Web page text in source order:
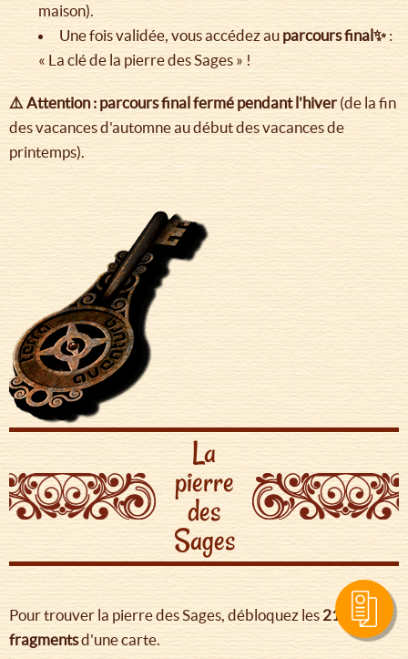
maison).
Une fois validée, vous accédez au parcours final✨:
« La clé de la pierre des Sages » !
⚠️ Attention : parcours final fermé pendant l'hiver (de la fin
des vacances d'automne au début des vacances de
printemps).
La
pierre
des
Sages
Pour trouver la pierre des Sages, débloquez les 21
fragmentsd'une carte.